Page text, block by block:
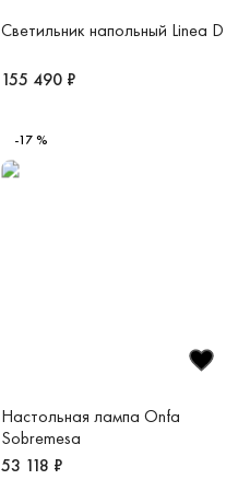
Светильник напольный Linea D
155 490 ₽
-17 %
Настольная лампа Onfa
Sobremesa
53 118 ₽